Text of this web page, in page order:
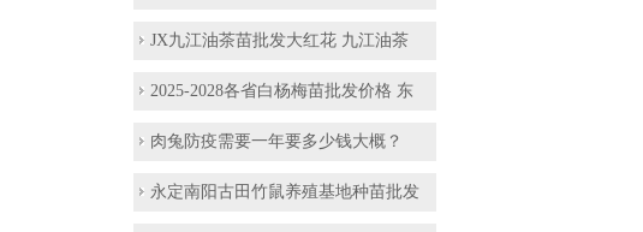
JX九江油茶苗批发大红花 九江油茶
2025-2028各省白杨梅苗批发价格 东
肉兔防疫需要一年要多少钱大概？
永定南阳古田竹鼠养殖基地种苗批发